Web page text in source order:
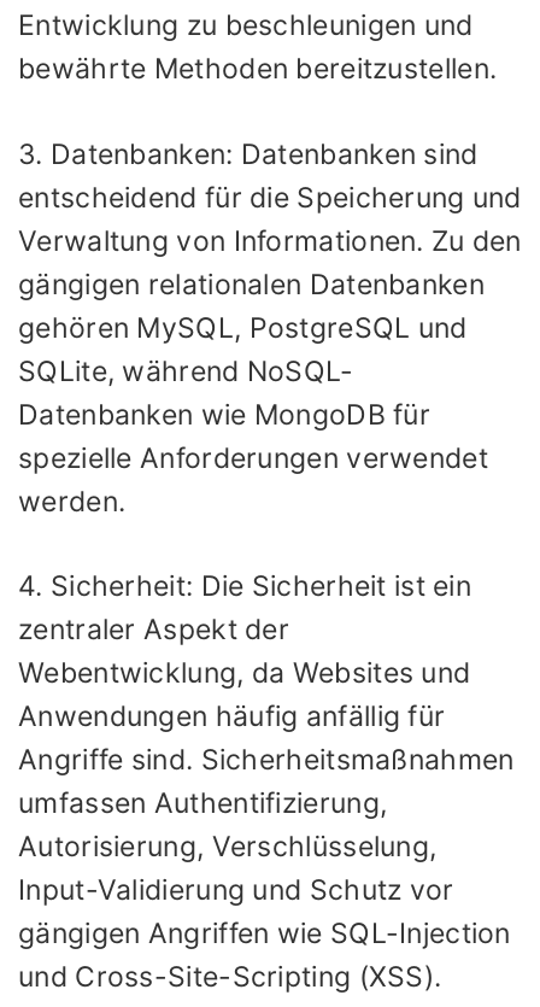
Entwicklung zu beschleunigen und
bewährte Methoden bereitzustellen.
3. Datenbanken: Datenbanken sind
entscheidend für die Speicherung und
Verwaltung von Informationen. Zu den
gängigen relationalen Datenbanken
gehören MySQL, PostgreSQL und
SQLite, während NoSQL-
Datenbanken wie MongoDB für
spezielle Anforderungen verwendet
werden.
4. Sicherheit: Die Sicherheit ist ein
zentraler Aspekt der
Webentwicklung, da Websites und
Anwendungen häufig anfällig für
Angriffe sind. Sicherheitsmaßnahmen
umfassen Authentifizierung,
Autorisierung, Verschlüsselung,
Input-Validierung und Schutz vor
gängigen Angriffen wie SQL-Injection
und Cross-Site-Scripting (XSS).